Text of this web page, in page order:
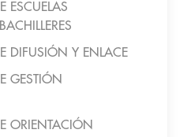
ESCUELAS
DIFUSIÓN Y ENLACE
GESTIÓN
ORIENTACIÓN